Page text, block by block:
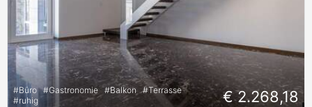
#Büro #Gastronomie #Balkon #Terrasse
#ruhig € 2.268,18